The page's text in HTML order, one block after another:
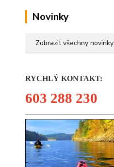
Novinky
Zobrazit všechny novinky
RYCHLÝ KONTAKT:
603 288 230